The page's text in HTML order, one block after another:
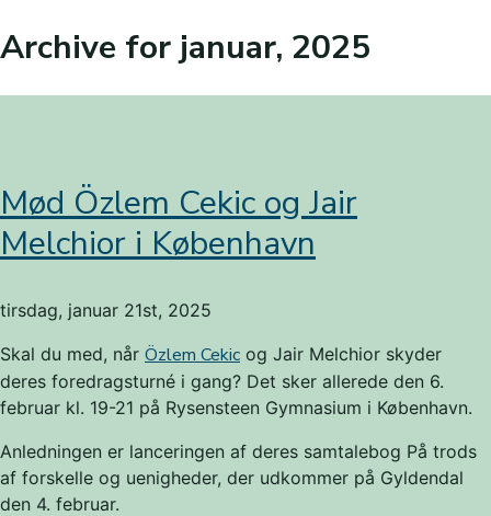
Archive for januar, 2025
Mød Özlem Cekic og Jair
Melchior i København
tirsdag, januar 21st, 2025
Skal du med, når Özlem Cekic og Jair Melchior skyder
deres foredragsturné i gang? Det sker allerede den 6.
februar kl. 19-21 på Rysensteen Gymnasium i København.
Anledningen er lanceringen af deres samtalebog På trods
af forskelle og uenigheder, der udkommer på Gyldendal
den 4. februar.